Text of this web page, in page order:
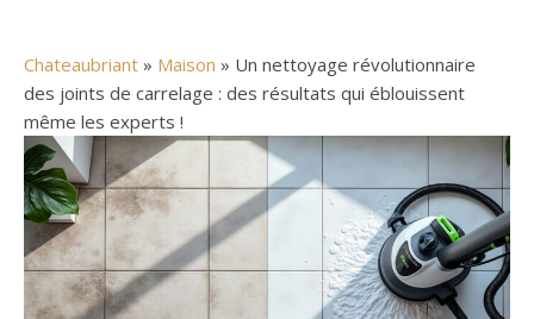
Chateaubriant » Maison » Un nettoyage révolutionnaire
des joints de carrelage : des résultats qui éblouissent
même les experts !